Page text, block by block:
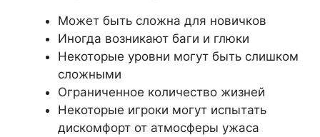
Может быть сложна для новичков
Иногда возникают баги и глюки
Некоторые уровни могут быть слишком
сложными
Ограниченное количество жизней
Некоторые игроки могут испытать
дискомфорт от атмосферы ужаса